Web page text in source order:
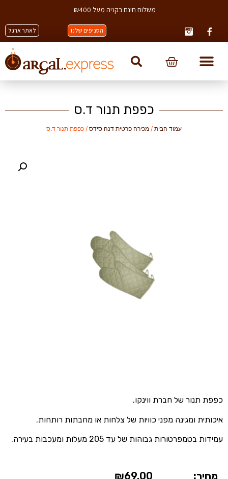
משלוח חינם בקניה מעל ₪400
הסניפים שלנו לאתר ארגל
כפפת תנור ד.ס
עמוד הבית / מכירה פרטית דנה סידס / כפפת תנור ד.ס
כפפת תנור של חברת ווינקו.
איכותית ומגינה מפני כוויות של צלחות או מחבתות רותחות.
עמידות בטמפרטורות גבוהות של עד 205 מעלות ומעכבות בעירה.
מחיר: ₪69.00